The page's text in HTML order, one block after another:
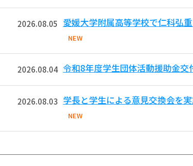
2026.08.05 愛媛大学附属高等学校で仁科弘
NEW
2026.08.04 令和8年度学生団体活動援助金交
2026.08.03 学長と学生による意見交換会を
NEW